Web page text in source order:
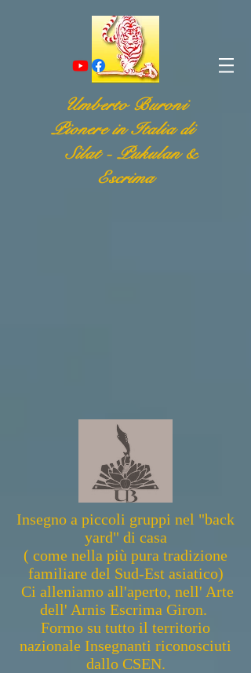
Umberto Buroni
Pionere in Italia di
Silat - Pukulan &
Escrima
Insegno a piccoli gruppi nel "back
yard" di casa
( come nella più pura tradizione
familiare del Sud-Est asiatico)
Ci alleniamo all'aperto, nell' Arte
dell' Arnis Escrima Giron.
Formo su tutto il territorio
nazionale Insegnanti riconosciuti
dallo CSEN.